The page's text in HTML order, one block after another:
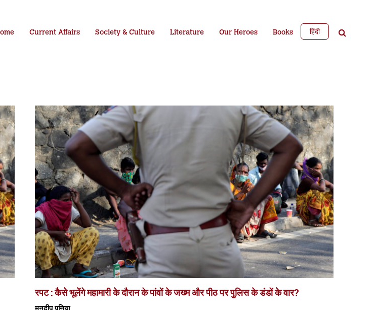
Current Affairs Society & Culture Literature Our Heroes Books हिंदी
रपट : कैसे भूलेंगे महामारी के दौरान के पांवों के जख्म और पीठ पर पुलिस के डंडों के वार?